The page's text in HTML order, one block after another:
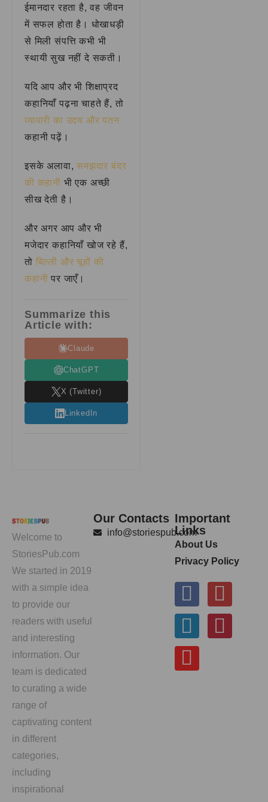
ईमानदार रहता है, वह जीवन
में सफल होता है। धोखाधड़ी
से मिली संपत्ति कभी भी
स्थायी सुख नहीं दे सकती।
यदि आप और भी शिक्षाप्रद
कहानियाँ पढ़ना चाहते हैं, तो
व्यापारी का उदय और पतन
कहानी पढ़ें।
इसके अलावा,समझदार बंदर
की कहानी भी एक अच्छी
सीख देती है।
और अगर आप और भी
मजेदार कहानियाँ खोज रहे हैं,
तो बिल्ली और चूहों की
कहानी पर जाएँ।
Summarize this
Article with:
Claude
ChatGPT
X (Twitter)
LinkedIn
Welcome to
StoriesPub.com
We started in 2019
with a simple idea
to provide our
readers with useful
and interesting
information. Our
team is dedicated
to curating a wide
range of
captivating content
in different
categories,
including
inspirational
Our Contacts
info@storiespub.com
Important
Links
About Us
Privacy Policy